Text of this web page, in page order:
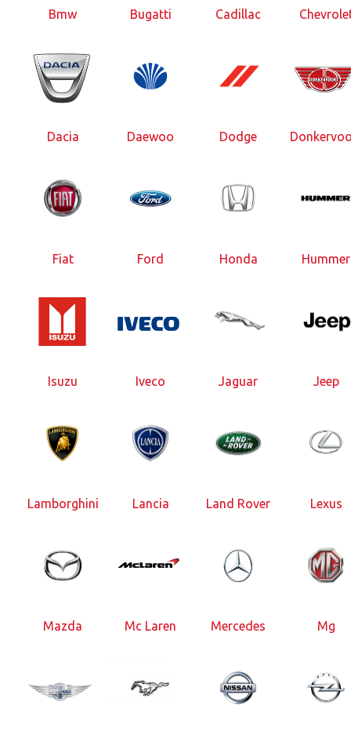
Bmw Bugatti Cadillac
Dacia Daewoo Dodge
Fiat Ford Honda Hummer
Isuzu Iveco Jaguar Jeep
Lamborghini Lancia Land Rover Lexus
Mazda Mc Laren Mercedes Mg